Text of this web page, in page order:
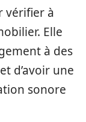
vérifier à
Elle
à des
d’avoir une
sonore